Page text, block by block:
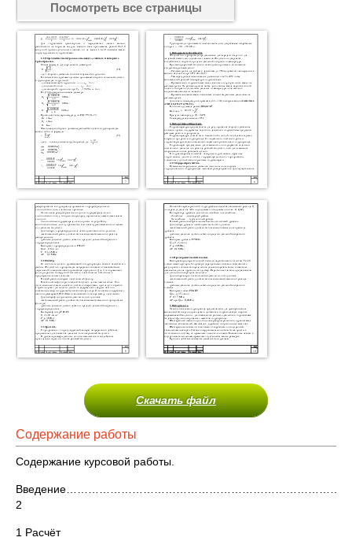
Посмотреть все страницы
Скачать файл
Содержание работы
Содержание курсовой работы.
2
1 Расчёт